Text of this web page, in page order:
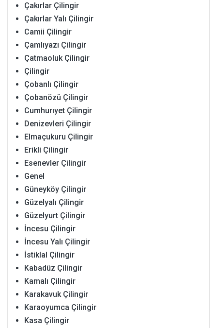
Çakırlar Çilingir
Çakırlar Yalı Çilingir
Camii Çilingir
Çamlıyazı Çilingir
Çatmaoluk Çilingir
Çilingir
Çobanlı Çilingir
Çobanözü Çilingir
Cumhurıyet Çilingir
Denizevleri Çilingir
Elmaçukuru Çilingir
Erikli Çilingir
Esenevler Çilingir
Genel
Güneyköy Çilingir
Güzelyalı Çilingir
Güzelyurt Çilingir
İncesu Çilingir
İncesu Yalı Çilingir
İstiklal Çilingir
Kabadüz Çilingir
Kamalı Çilingir
Karakavuk Çilingir
Karaoyumca Çilingir
Kasa Çilingir